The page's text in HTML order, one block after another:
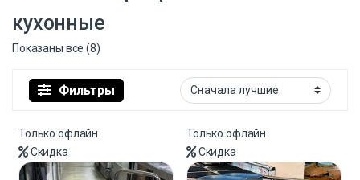
кухонные
Показаны все (8)
Фильтры
Только офлайн
Скидка
Только офлайн
Скидка